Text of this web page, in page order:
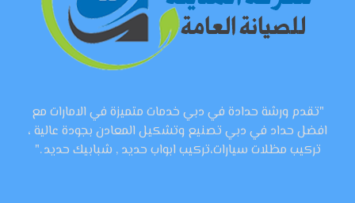
"تقدم ورشة حدادة في دبي خدمات متميزة في الامارات مع
افضل حداد في دبي تصنيع وتشكيل المعادن بجودة عالية ،
تركيب مظلات سيارات،تركيب ابواب حديد , شبابيك حديد ."